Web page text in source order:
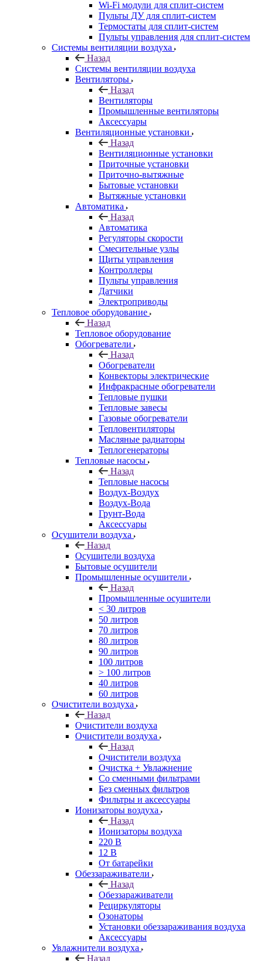
Wi-Fi модули для сплит-систем
Пульты ДУ для сплит-систем
Термостаты для сплит-систем
Пульты управления для сплит-систем
Системы вентиляции воздуха
Назад
Системы вентиляции воздуха
Вентиляторы
Назад
Вентиляторы
Промышленные вентиляторы
Аксессуары
Вентиляционные установки
Назад
Вентиляционные установки
Приточные установки
Приточно-вытяжные
Бытовые установки
Вытяжные установки
Автоматика
Назад
Автоматика
Регуляторы скорости
Смесительные узлы
Щиты управления
Контроллеры
Пульты управления
Датчики
Электроприводы
Тепловое оборудование
Назад
Тепловое оборудование
Обогреватели
Назад
Обогреватели
Конвекторы электрические
Инфракрасные обогреватели
Тепловые пушки
Тепловые завесы
Газовые обогреватели
Тепловентиляторы
Масляные радиаторы
Теплогенераторы
Тепловые насосы
Назад
Тепловые насосы
Воздух-Воздух
Воздух-Вода
Грунт-Вода
Аксессуары
Осушители воздуха
Назад
Осушители воздуха
Бытовые осушители
Промышленные осушители
Назад
Промышленные осушители
< 30 литров
50 литров
70 литров
80 литров
90 литров
100 литров
> 100 литров
40 литров
60 литров
Очистители воздуха
Назад
Очистители воздуха
Очистители воздуха
Назад
Очистители воздуха
Очистка + Увлажнение
Cо сменными фильтрами
Без сменных фильтров
Фильтры и аксессуары
Ионизаторы воздуха
Назад
Ионизаторы воздуха
220 В
12 В
От батарейки
Обеззараживатели
Назад
Обеззараживатели
Рециркуляторы
Озонаторы
Установки обеззараживания воздуха
Аксессуары
Увлажнители воздуха
Назад